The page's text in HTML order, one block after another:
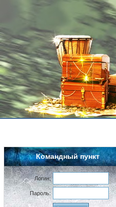
Командный пункт
Логин:
Пароль: